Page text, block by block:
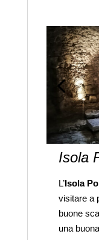
Isola
L’Isola
visitare a
buone
una